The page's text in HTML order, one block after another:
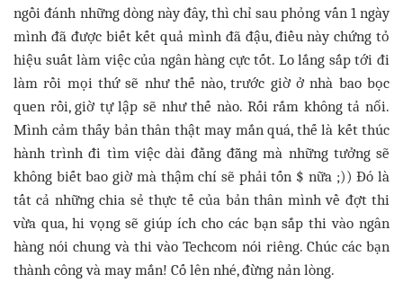
ngồi đánh những dòng này đây, thì chỉ sau phỏng vấn 1 ngày
mình đã được biết kết quả mình đã đậu, điều này chứng tỏ
hiệu suất làm việc của ngân hàng cực tốt. Lo lắng sắp tới đi
làm rồi mọi thứ sẽ như thế nào, trước giờ ở nhà bao bọc
quen rồi, giờ tự lập sẽ như thế nào. Rối rắm không tả nổi.
Mình cảm thấy bản thân thật may mắn quá, thế là kết thúc
hành trình đi tìm việc dài đằng đẵng mà những tưởng sẽ
không biết bao giờ mà thậm chí sẽ phải tốn $ nữa ;)) Đó là
tất cả những chia sẻ thực tế của bản thân mình về đợt thi
vừa qua, hi vọng sẽ giúp ích cho các bạn sắp thi vào ngân
hàng nói chung và thi vào Techcom nói riêng. Chúc các bạn
thành công và may mắn! Cố lên nhé, đừng nản lòng.